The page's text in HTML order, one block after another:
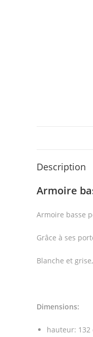
Description
Armoire
Armoire basse
Grâce à ses
Blanche et
Dimensions:
hauteur: 132